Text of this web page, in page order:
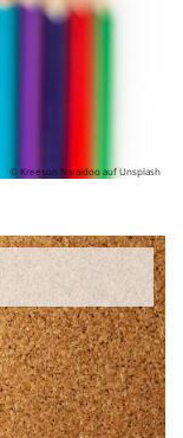
© Kreeson Naraidoo auf Unsplash